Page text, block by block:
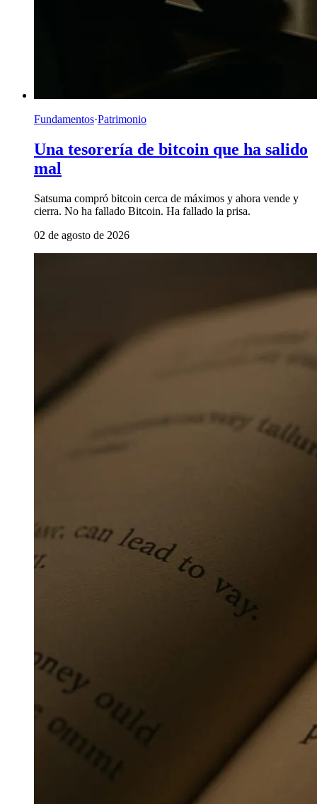
Fundamentos·Patrimonio
Una tesorería de bitcoin que ha salido
mal
Satsuma compró bitcoin cerca de máximos y ahora vende y
cierra. No ha fallado Bitcoin. Ha fallado la prisa.
02 de agosto de 2026